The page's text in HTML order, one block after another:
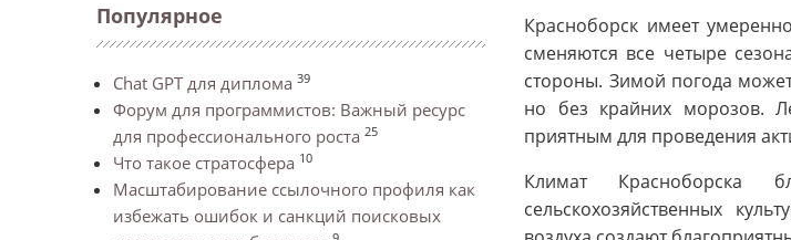
Популярное
Chat GPT для диплома 39
Форум для программистов: Важный ресурс
для профессионального роста 25
Что такое стратосфера 10
Масштабирование ссылочного профиля как
избежать ошибок и санкций поисковых
Красноборск имеет
сменяются все четыре
стороны. Зимой погода
но без крайних морозов.
приятным для проведения
Климат Красноборска
сельскохозяйственных